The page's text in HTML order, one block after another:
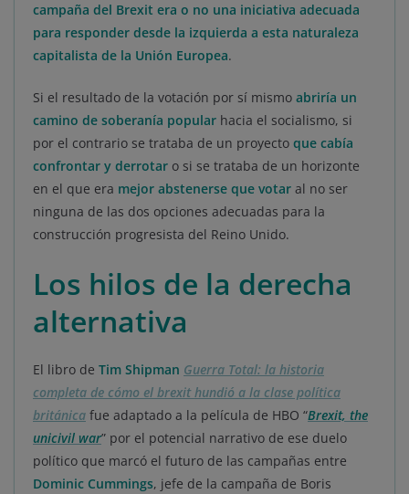
campaña del Brexit era o no una iniciativa adecuada
para responder desde la izquierda a esta naturaleza
capitalista de la Unión Europea.
Si el resultado de la votación por sí mismo abriría un
camino de soberanía popular hacia el socialismo, si
por el contrario se trataba de un proyecto que cabía
confrontar y derrotar o si se trataba de un horizonte
en el que era mejor abstenerse que votar al no ser
ninguna de las dos opciones adecuadas para la
construcción progresista del Reino Unido.
Los hilos de la derecha
alternativa
El libro de Tim Shipman Guerra Total: la historia
completa de cómo el brexit hundió a la clase política
británica fue adaptado a la película de HBO “Brexit, the
unicivil war” por el potencial narrativo de ese duelo
político que marcó el futuro de las campañas entre
Dominic Cummings, jefe de la campaña de Boris